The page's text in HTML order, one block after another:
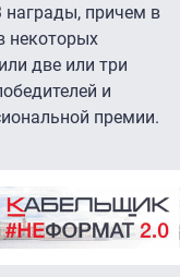
причем в
некоторых
две или три
и
премии.